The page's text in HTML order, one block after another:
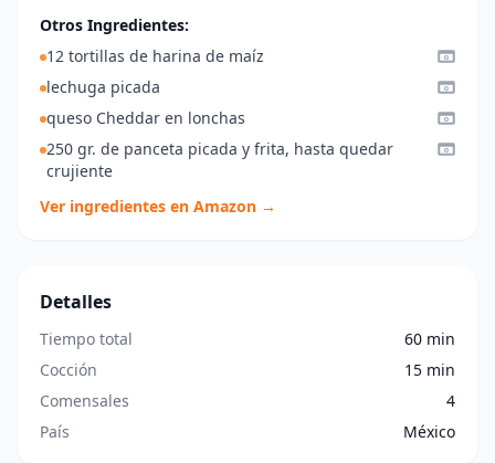
Otros Ingredientes:
12 tortillas de harina de maíz
lechuga picada
queso Cheddar en lonchas
250 gr. de panceta picada y frita, hasta quedar
crujiente
Ver ingredientes en Amazon →
Detalles
Tiempo total
60 min
Cocción
15 min
Comensales
4
País
México